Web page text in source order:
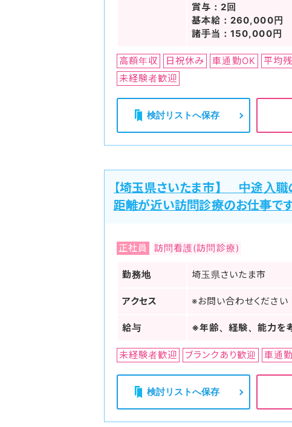
賞与：2回
基本給：260,000円
諸手当：150,000円
高額年収 日祝休み 車通勤OK 平均
未経験者歓迎
検討リストへ保存
【埼玉県さいたま市】 中途入
距離が近い訪問診療のお仕事です
正社員 訪問看護(訪問診療)
勤務地 埼玉県さいたま市
アクセス ※お問い合わせください
給与 ※年齢、経験、能力を
未経験者歓迎 ブランクあり歓迎 車通
検討リストへ保存